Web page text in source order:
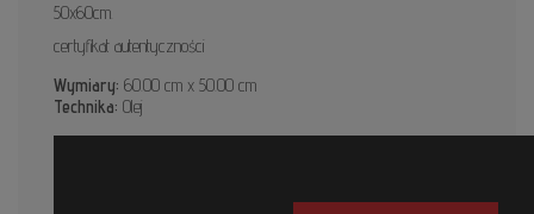
50x60cm.
certyfikat autentyczności
Wymiary: 60.00 cm x 50.00 cm
Technika: Olej